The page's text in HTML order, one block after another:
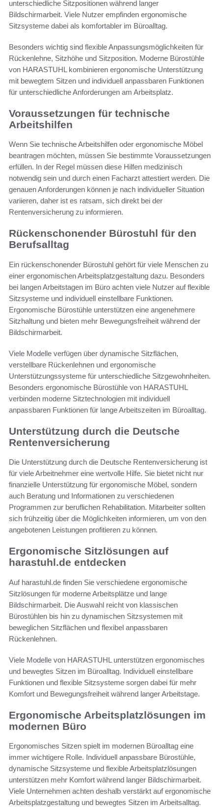
unterschiedliche Sitzpositionen während langer
Bildschirmarbeit. Viele Nutzer empfinden ergonomische
Sitzsysteme dabei als komfortabler im Büroalltag.
Besonders wichtig sind flexible Anpassungsmöglichkeiten für
Rückenlehne, Sitzhöhe und Sitzposition. Moderne Bürostühle
von HARASTUHL kombinieren ergonomische Unterstützung
mit bewegtem Sitzen und individuell anpassbaren Funktionen
für unterschiedliche Anforderungen am Arbeitsplatz.
Voraussetzungen für technische
Arbeitshilfen
Wenn Sie technische Arbeitshilfen oder ergonomische Möbel
beantragen möchten, müssen Sie bestimmte Voraussetzungen
erfüllen. In der Regel müssen diese Hilfen medizinisch
notwendig sein und durch einen Facharzt attestiert werden. Die
genauen Anforderungen können je nach individueller Situation
variieren, daher ist es ratsam, sich direkt bei der
Rentenversicherung zu informieren.
Rückenschonender Bürostuhl für den
Berufsalltag
Ein rückenschonender Bürostuhl gehört für viele Menschen zu
einer ergonomischen Arbeitsplatzgestaltung dazu. Besonders
bei langen Arbeitstagen im Büro achten viele Nutzer auf flexible
Sitzsysteme und individuell einstellbare Funktionen.
Ergonomische Bürostühle unterstützen eine angenehmere
Sitzhaltung und bieten mehr Bewegungsfreiheit während der
Bildschirmarbeit.
Viele Modelle verfügen über dynamische Sitzflächen,
verstellbare Rückenlehnen und ergonomische
Unterstützungssysteme für unterschiedliche Sitzgewohnheiten.
Besonders ergonomische Bürostühle von HARASTUHL
verbinden moderne Sitztechnologien mit individuell
anpassbaren Funktionen für lange Arbeitszeiten im Büroalltag.
Unterstützung durch die Deutsche
Rentenversicherung
Die Unterstützung durch die Deutsche Rentenversicherung ist
für viele Arbeitnehmer eine wertvolle Hilfe. Sie bietet nicht nur
finanzielle Unterstützung für ergonomische Möbel, sondern
auch Beratung und Informationen zu verschiedenen
Programmen zur beruflichen Rehabilitation. Mitarbeiter sollten
sich frühzeitig über die Möglichkeiten informieren, um von den
angebotenen Leistungen profitieren zu können.
Ergonomische Sitzlösungen auf
harastuhl.de entdecken
Auf harastuhl.de finden Sie verschiedene ergonomische
Sitzlösungen für moderne Arbeitsplätze und lange
Bildschirmarbeit. Die Auswahl reicht von klassischen
Bürostühlen bis hin zu dynamischen Sitzsystemen mit
beweglichen Sitzflächen und flexibel anpassbaren
Rückenlehnen.
Viele Modelle von HARASTUHL unterstützen ergonomisches
und bewegtes Sitzen im Büroalltag. Individuell einstellbare
Funktionen und flexible Sitzsysteme sorgen dabei für mehr
Komfort und Bewegungsfreiheit während langer Arbeitstage.
Ergonomische Arbeitsplatzlösungen im
modernen Büro
Ergonomisches Sitzen spielt im modernen Büroalltag eine
immer wichtigere Rolle. Individuell anpassbare Bürostühle,
dynamische Sitzsysteme und flexible Arbeitsplatzlösungen
unterstützen mehr Komfort während langer Bildschirmarbeit.
Viele Unternehmen achten deshalb verstärkt auf ergonomische
Arbeitsplatzgestaltung und bewegtes Sitzen im Arbeitsalltag.